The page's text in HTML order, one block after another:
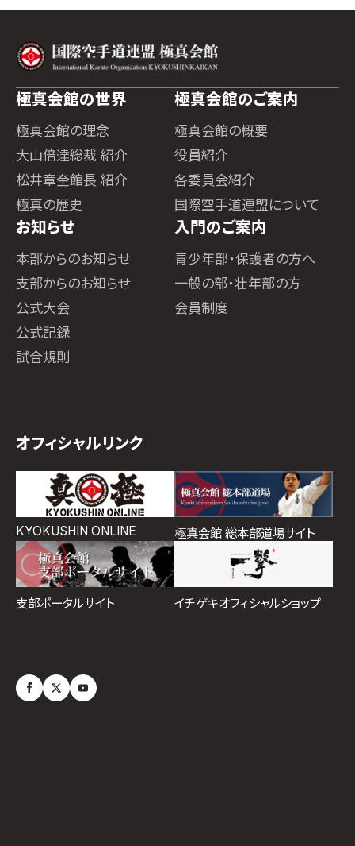
極真会館の世界
極真会館の理念
大山倍達総裁 紹介
松井章奎館長 紹介
極真の歴史
極真会館のご案内
極真会館の概要
役員紹介
各委員会紹介
国際空手道連盟について
お知らせ
本部からのお知らせ
支部からのお知らせ
公式大会
公式記録
試合規則
入門のご案内
青少年部・保護者の方へ
一般の部・壮年部の方
会員制度
オフィシャルリンク
KYOKUSHIN ONLINE 極真会館 総本部道場サイト
支部ポータルサイト イチゲキオフィシャルショップ